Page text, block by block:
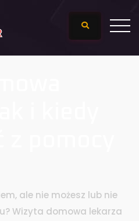
ale nie możesz lub nie
Wizyta domowa lekarza